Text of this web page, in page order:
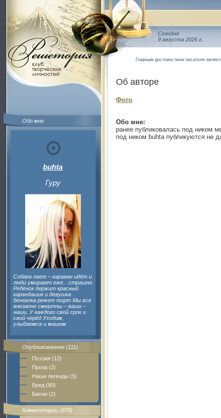
Обо мне
buhta
Гуру
Собака лает – караван идёт и
люди умирают еже…страшно
Ребёнок держит красный
карандашик и девушка
бенгалка режет торт Мы все
внезапно смертны – ваши –
наши. У каждого свой срок и
свой черёд Уходим,
улыбаемся и машем
Опубликованное (111)
Поэзия (12)
Проза (2)
Наши легенды (5)
Бред (90)
Басни (2)
Комментарии (878)
Сегодня
9 августа 2026 г.
Главным достоинством писателя
Об авторе
Фото
Обо мне:
ранее публиковалась под ником
под ником buhta публикуются не